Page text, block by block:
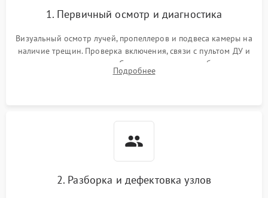
1. Первичный осмотр и диагностика
Визуальный осмотр лучей, пропеллеров и подвеса камеры на
наличие трещин. Проверка включения, связи с пультом ДУ и
передачи видеосигнала. Считывание логов ошибок через
полетное ПО для определения характера неисправности.
Подробнее
2. Разборка и дефектовка узлов